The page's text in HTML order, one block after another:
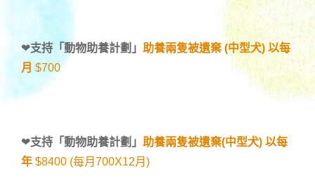
❤支持「動物助養計劃 」 助養兩隻被遺棄 (中型犬) 以每
月 $700
❤支持「動物助養計劃 」 助養兩隻被遺棄(中型犬) 以每
年 $8400 (每月700X12月)